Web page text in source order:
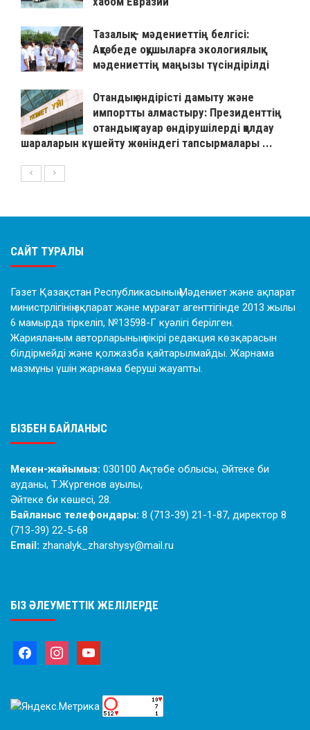
Тазалық – мәдениеттің белгісі:
Ақтөбеде оқушыларға экологиялық
мәдениеттің маңызы түсіндірілді
Отандық өндірісті дамыту және
импортты алмастыру: Президенттің
отандық тауар өндірушілерді қолдау
шараларын күшейту жөніндегі тапсырмалары ...
САЙТ ТУРАЛЫ
Газет Қазақстан Республикасының Мәдениет және ақпарат
министрлігінің ақпарат және мұрағат агенттігінде 2013 жылы
6 мамырда тіркеліп, №13598-Г куәлігі берілген.
Жарияланым авторларының пікірі редакция көзқарасын
білдірмейді және қолжазба қайтарылмайды. Жарнама
мазмұны үшін жарнама беруші жауапты.
БІЗБЕН БАЙЛАНЫС
Мекен-жайымыз: 030100 Ақтөбе облысы, Әйтеке би
ауданы, Т.Жүргенов ауылы,
Әйтеке би көшесі, 28.
Байланыс телефондары: 8 (713-39) 21-1-87, директор 8
(713-39) 22-5-68
Email: zhanalyk_zharshysy@mail.ru
БІЗ ӘЛЕУМЕТТІК ЖЕЛІЛЕРДЕ